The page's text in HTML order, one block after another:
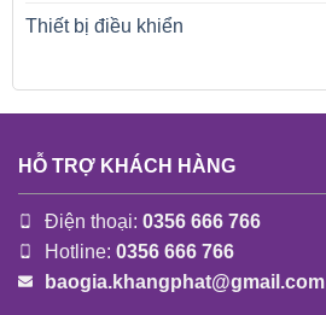
Thiết bị điều khiển
HỖ TRỢ KHÁCH HÀNG
Điện thoại: 0356 666 766
Hotline: 0356 666 766
baogia.khangphat@gmail.com